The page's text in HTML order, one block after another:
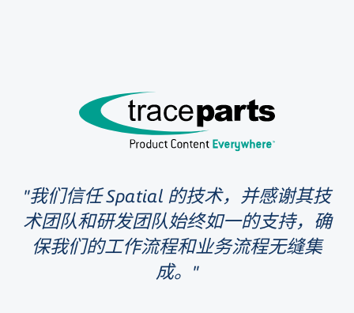
我们信任 Spatial 的技术，并感谢其技
术团队和研发团队始终如一的支持，确
保我们的工作流程和业务流程无缝集
成。